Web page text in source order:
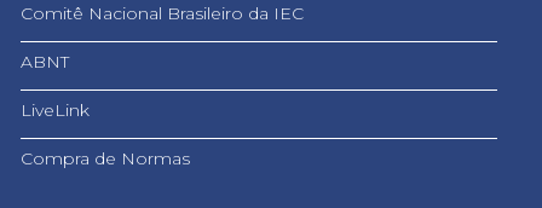
Comitê Nacional Brasileiro da IEC
ABNT
LiveLink
Compra de Normas